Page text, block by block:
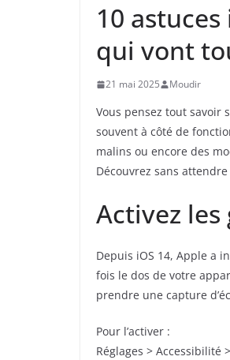
10
qui vont
21 mai 2025 Moudir
Vous pensez tout savoir
souvent à côté de
malins ou encore des
Découvrez sans
Activez les
Depuis iOS 14, Apple a
fois le dos de votre
prendre une capture
Pour l’activer :
Réglages > Accessibilité